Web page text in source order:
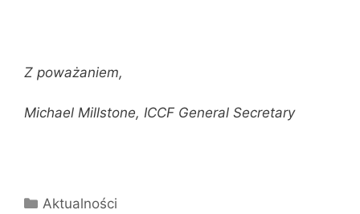
Z poważaniem,
Michael Millstone, ICCF General Secretary
Kategorie
Aktualności